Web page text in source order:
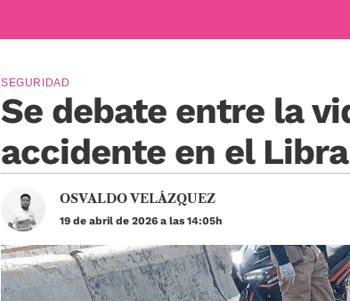
Se debate entre la
accidente en el
SEGURIDAD
OSVALDO VELÁZQUEZ
19 de abril de 2026 a las 14:05h